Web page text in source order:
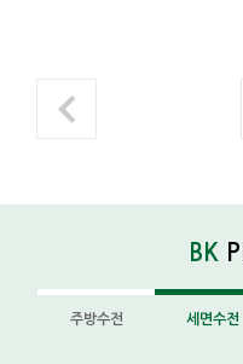
BK
주방수전 세면수전